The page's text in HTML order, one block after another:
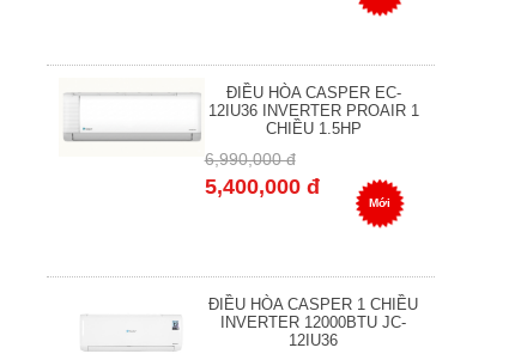
ĐIỀU HÒA CASPER EC-
12IU36 INVERTER PROAIR 1
CHIỀU 1.5HP
6,990,000 đ
5,400,000 đ
Mới
ĐIỀU HÒA CASPER 1 CHIỀU
INVERTER 12000BTU JC-
12IU36